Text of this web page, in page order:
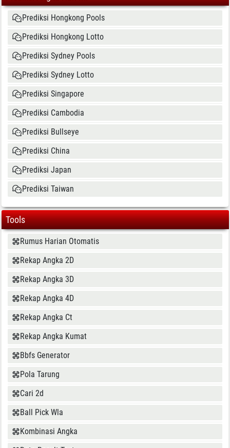
Prediksi Hongkong Pools
Prediksi Hongkong Lotto
Prediksi Sydney Pools
Prediksi Sydney Lotto
Prediksi Singapore
Prediksi Cambodia
Prediksi Bullseye
Prediksi China
Prediksi Japan
Prediksi Taiwan
Tools
Rumus Harian Otomatis
Rekap Angka 2D
Rekap Angka 3D
Rekap Angka 4D
Rekap Angka Ct
Rekap Angka Kumat
Bbfs Generator
Pola Tarung
Cari 2d
Ball Pick Wla
Kombinasi Angka